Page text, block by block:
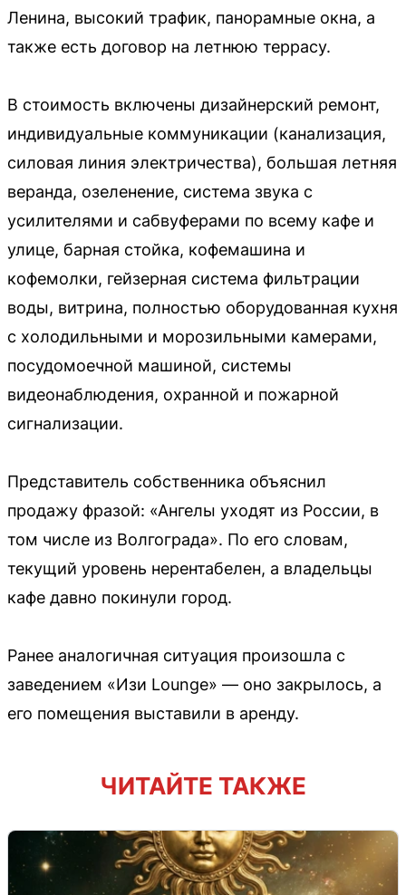
Ленина, высокий трафик, панорамные окна, а
также есть договор на летнюю террасу.
В стоимость включены дизайнерский ремонт,
индивидуальные коммуникации (канализация,
силовая линия электричества), большая летняя
веранда, озеленение, система звука с
усилителями и сабвуферами по всему кафе и
улице, барная стойка, кофемашина и
кофемолки, гейзерная система фильтрации
воды, витрина, полностью оборудованная кухня
с холодильными и морозильными камерами,
посудомоечной машиной, системы
видеонаблюдения, охранной и пожарной
сигнализации.
Представитель собственника объяснил
продажу фразой: «Ангелы уходят из России, в
том числе из Волгограда». По его словам,
текущий уровень нерентабелен, а владельцы
кафе давно покинули город.
Ранее аналогичная ситуация произошла с
заведением «Изи Lounge» — оно закрылось, а
его помещения выставили в аренду.
ЧИТАЙТЕ ТАКЖЕ